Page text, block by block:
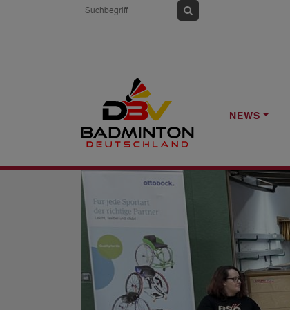
NEWS
NEWS